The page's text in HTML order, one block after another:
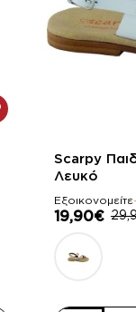
-33%
Scarpy
Λευκό
Εξοικονομείτε
19,90€